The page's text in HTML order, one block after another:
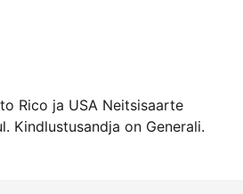
täna
Rico ja USA Neitsisaarte
Kindlustusandja on Generali.